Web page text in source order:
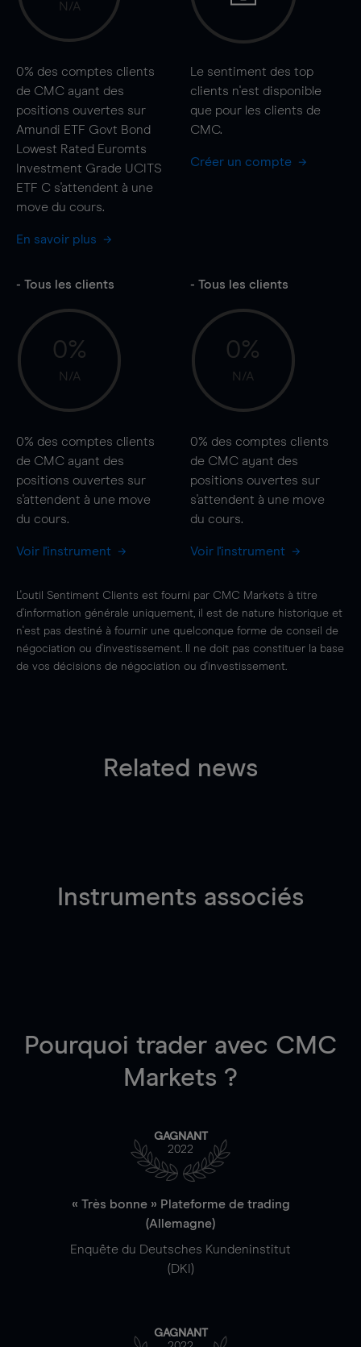
N/A
0% des comptes clients
de CMC ayant des
positions ouvertes sur
Amundi ETF Govt Bond
Lowest Rated Euromts
Investment Grade UCITS
ETF C s'attendent à une
move du cours.
En savoir plus
Le sentiment des top
clients n'est disponible
que pour les clients de
CMC.
Créer un compte
- Tous les clients
0%
N/A
0% des comptes clients
de CMC ayant des
positions ouvertes sur
s'attendent à une move
du cours.
Voir l'instrument
- Tous les clients
0%
N/A
0% des comptes clients
de CMC ayant des
positions ouvertes sur
s'attendent à une move
du cours.
Voir l'instrument
L'outil Sentiment Clients est fourni par CMC Markets à titre
d'information générale uniquement, il est de nature historique et
n'est pas destiné à fournir une quelconque forme de conseil de
négociation ou d'investissement. Il ne doit pas constituer la base
de vos décisions de négociation ou d'investissement.
Related news
Instruments associés
Pourquoi trader avec CMC
Markets ?
GAGNANT
2022
« Très bonne » Plateforme de trading
(Allemagne)
Enquête du Deutsches Kundeninstitut
(DKI)
GAGNANT